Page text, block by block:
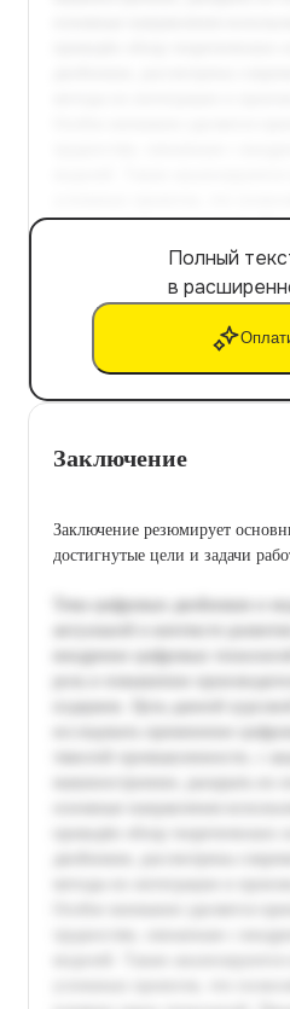
Полный
в
Заключение
Заключение резюмирует
достигнутые цели и задачи